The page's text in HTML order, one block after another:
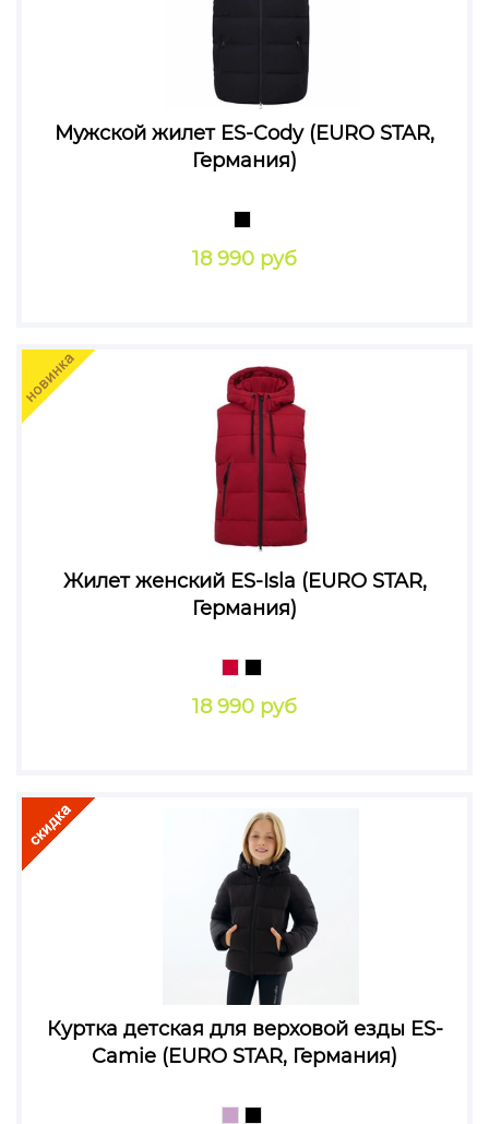
Мужской жилет ES-Cody (EURO STAR,
Германия)
18 990 руб
Жилет женский ES-Isla (EURO STAR,
Германия)
18 990 руб
Куртка детская для верховой езды ES-
Camie (EURO STAR, Германия)